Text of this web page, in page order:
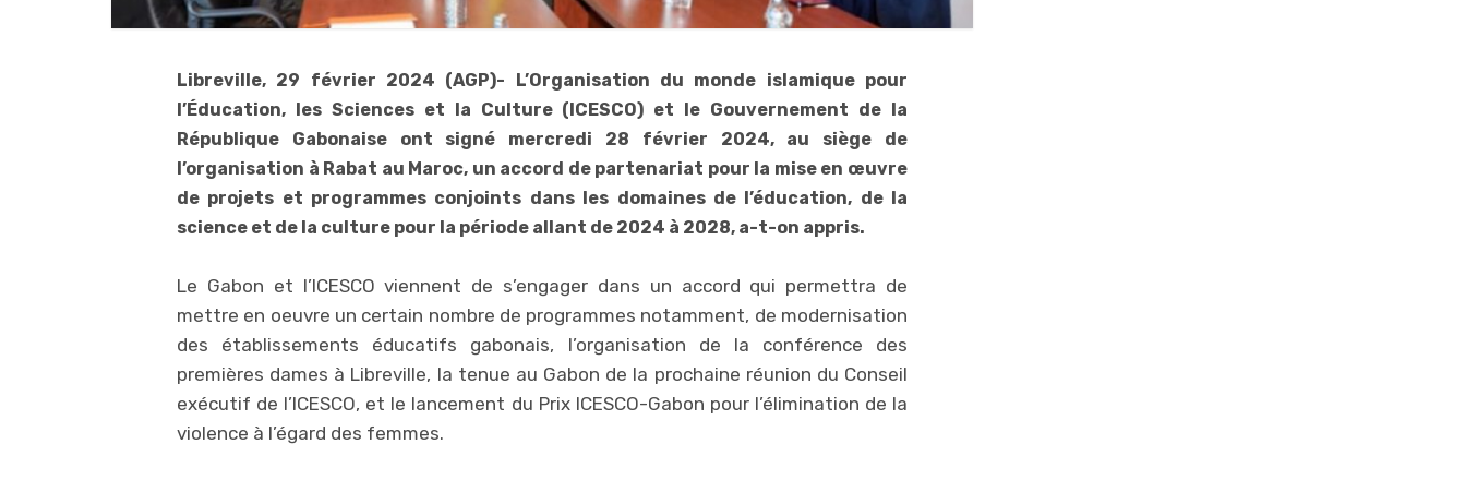
Libreville, 29 février 2024 (AGP)- L’Organisation du monde islamique pour
l’Éducation, les Sciences et la Culture (ICESCO) et le Gouvernement de la
République Gabonaise ont signé mercredi 28 février 2024, au siège de
l’organisation à Rabat au Maroc, un accord de partenariat pour la mise en œuvre
de projets et programmes conjoints dans les domaines de l’éducation, de la
science et de la culture pour la période allant de 2024 à 2028, a-t-on appris.
Le Gabon et l’ICESCO viennent de s’engager dans un accord qui permettra de
mettre en oeuvre un certain nombre de programmes notamment, de modernisation
des établissements éducatifs gabonais, l’organisation de la conférence des
premières dames à Libreville, la tenue au Gabon de la prochaine réunion du Conseil
exécutif de l’ICESCO, et le lancement du Prix ICESCO-Gabon pour l’élimination de la
violence à l’égard des femmes.